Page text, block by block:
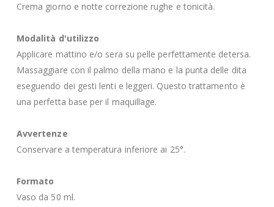
Crema giorno e notte correzione rughe e tonicità.
Modalità d'utilizzo
Applicare mattino e/o sera su pelle perfettamente detersa.
Massaggiare con il palmo della mano e la punta delle dita
eseguendo dei gesti lenti e leggeri. Questo trattamento è
una perfetta base per il maquillage.
Avvertenze
Conservare a temperatura inferiore ai 25°.
Formato
Vaso da 50 ml.